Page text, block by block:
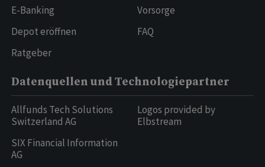
E-Banking
Depot eröffnen
Ratgeber
Vorsorge
FAQ
Datenquellen und Technologiepartner
Allfunds Tech Solutions
Switzerland AG
SIX Financial Information
AG
Logos provided by
Elbstream